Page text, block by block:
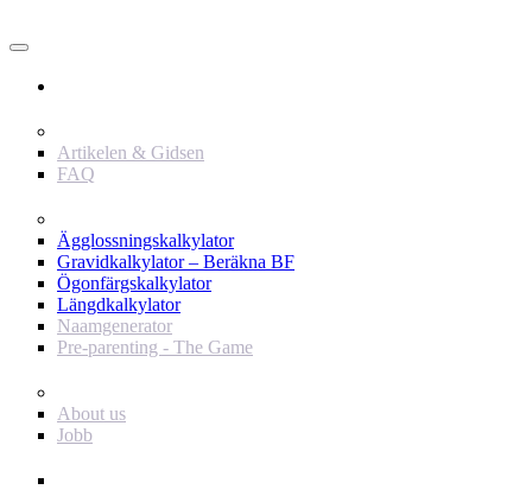
Artikelen & Gidsen
FAQ
Ägglossningskalkylator
Gravidkalkylator – Beräkna BF
Ögonfärgskalkylator
Längdkalkylator
Naamgenerator
Pre-parenting - The Game
About us
Jobb